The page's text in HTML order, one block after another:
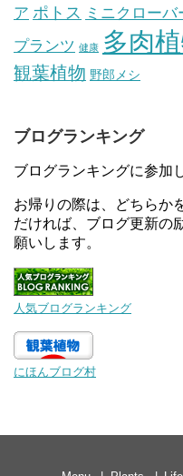
ア ポトス ミニクローバ
プランツ 健康 多肉
観葉植物 野郎メシ
ブログランキング
ブログランキングに参加
お帰りの際は、どちらか
だければ、ブログ更新の
願いします。
人気ブログランキング
にほんブログ村